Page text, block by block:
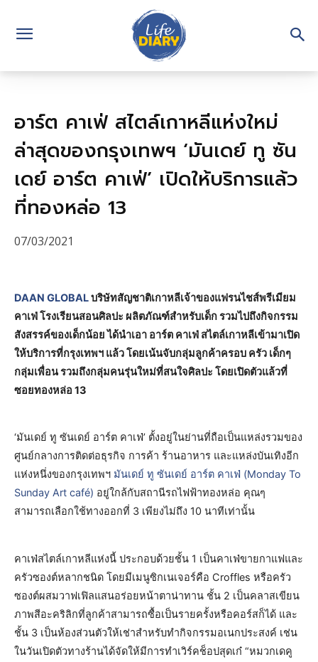
อาร์ต คาเฟ่ สไตล์เกาหลีแห่งใหม่
ล่าสุดของกรุงเทพฯ ‘มันเดย์ ทู ซัน
เดย์ อาร์ต คาเฟ่’ เปิดให้บริการแล้ว
ที่ทองหล่อ 13
07/03/2021
DAAN GLOBALบริษัทสัญชาติเกาหลีเจ้าของแฟรนไชส์พรีเมียม
คาเฟ่ โรงเรียนสอนศิลปะ ผลิตภัณฑ์สำหรับเด็ก รวมไปถึงกิจกรรม
สังสรรค์ของเด็กน้อย ได้นำเอา อาร์ต คาเฟ่ สไตล์เกาหลีเข้ามาเปิด
ให้บริการที่กรุงเทพฯ แล้ว โดยเน้นจับกลุ่มลูกค้าครอบ ครัว เด็กๆ
กลุ่มเพื่อน รวมถึงกลุ่มคนรุ่นใหม่ที่สนใจศิลปะ โดยเปิดตัวแล้วที่
ซอยทองหล่อ 13
‘มันเดย์ ทู ซันเดย์ อาร์ต คาเฟ่’ ตั้งอยู่ในย่านที่ถือเป็นแหล่งรวมของ
ศูนย์กลางการติดต่อธุรกิจ การค้า ร้านอาหาร และแหล่งบันเทิงอีก
แห่งหนึ่งของกรุงเทพฯ มันเดย์ ทู ซันเดย์ อาร์ต คาเฟ่ (Monday To
Sunday Art café) อยู่ใกล้กับสถานีรถไฟฟ้าทองหล่อ คุณๆ
สามารถเลือกใช้ทางออกที่ 3 เพียงไม่ถึง 10 นาทีเท่านั้น
คาเฟ่สไตล์เกาหลีแห่งนี้ ประกอบด้วยชั้น 1 เป็นคาเฟ่ขายกาแฟและ
ครัวซองต์หลากชนิด โดยมีเมนูซิกเนเจอร์คือ Croffles หรือครัว
ซองต์ผสมวาฟเฟิลแสนอร่อยหน้าตาน่าทาน ชั้น 2 เป็นคลาสเขียน
ภาพสีอะคริลิกที่ลูกค้าสามารถซื้อเป็นรายครั้งหรือคอร์สก็ได้ และ
ชั้น 3 เป็นห้องส่วนตัวให้เช่าสำหรับทำกิจกรรมอเนกประสงค์ เช่น
ในวันเปิดตัวทางร้านได้จัดให้มีการทำเวิร์คช็อปสุดเก๋ “หมวกเดคู